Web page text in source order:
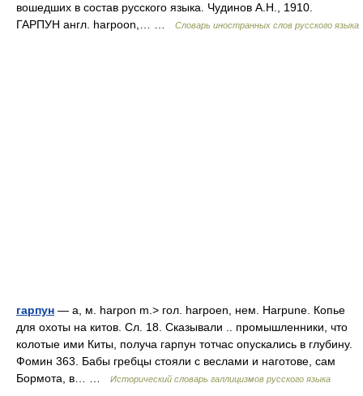
вошедших в состав русского языка. Чудинов А.Н., 1910.
ГАРПУН англ. harpoon,… …
Словарь иностранных слов русского языка
гарпун — а, м. harpon m.> гол. harpoen, нем. Harpune. Копье
для охоты на китов. Сл. 18. Сказывали .. промышленники, что
колотые ими Киты, получа гарпун тотчас опускались в глубину.
Фомин 363. Бабы гребцы стояли с веслами и наготове, сам
Бормота, в… …
Исторический словарь галлицизмов русского языка